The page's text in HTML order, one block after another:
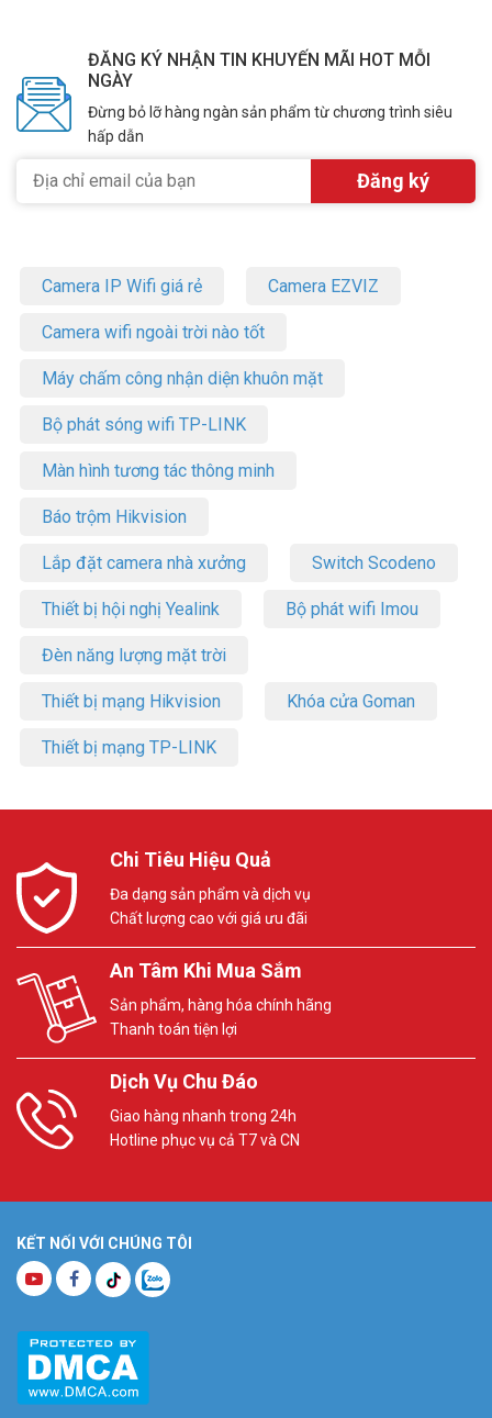
ĐĂNG KÝ NHẬN TIN KHUYẾN MÃI HOT MỖI
NGÀY
Đừng bỏ lỡ hàng ngàn sản phẩm từ chương trình siêu
hấp dẫn
Camera IP Wifi giá rẻ Camera EZVIZ
Camera wifi ngoài trời nào tốt
Máy chấm công nhận diện khuôn mặt
Bộ phát sóng wifi TP-LINK
Màn hình tương tác thông minh
Báo trộm Hikvision
Lắp đặt camera nhà xưởng Switch Scodeno
Thiết bị hội nghị Yealink Bộ phát wifi Imou
Đèn năng lượng mặt trời
Thiết bị mạng Hikvision Khóa cửa Goman
Thiết bị mạng TP-LINK
Chi Tiêu Hiệu Quả
Đa dạng sản phẩm và dịch vụ
Chất lượng cao với giá ưu đãi
An Tâm Khi Mua Sắm
Sản phẩm, hàng hóa chính hãng
Thanh toán tiện lợi
Dịch Vụ Chu Đáo
Giao hàng nhanh trong 24h
Hotline phục vụ cả T7 và CN
KẾT NỐI VỚI CHÚNG TÔI